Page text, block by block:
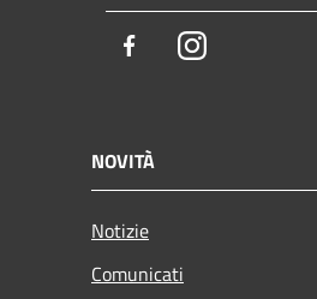
FacebookInstagram
NOVITÀ
Notizie
Comunicati